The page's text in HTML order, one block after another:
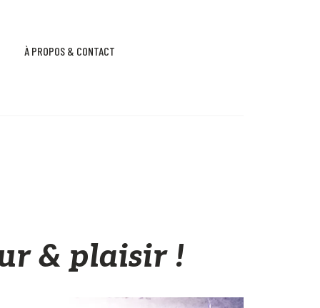
À PROPOS & CONTACT
& plaisir !